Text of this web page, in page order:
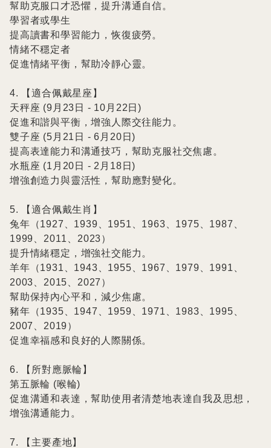
幫助克服口才恐懼，提升溝通自信。
學習者或學生
提高讀書和學習能力，恢復疲勞。
情緒不穩定者
促進情緒平衡，幫助冷靜心靈。
4. 【適合佩戴星座】
天秤座 (9月23日 - 10月22日)
促進和諧與平衡，增強人際交往能力。
雙子座 (5月21日 - 6月20日)
提高表達能力和溝通技巧，幫助克服社交焦慮。
水瓶座 (1月20日 - 2月18日)
增強創造力與靈活性，幫助應對變化。
5. 【適合佩戴生肖】
兔年（1927、1939、1951、1963、1975、1987、
1999、2011、2023）
提升情緒穩定，增強社交能力。
羊年（1931、1943、1955、1967、1979、1991、
2003、2015、2027）
幫助保持內心平和，減少焦慮。
豬年（1935、1947、1959、1971、1983、1995、
2007、2019）
促進幸福感和良好的人際關係。
6. 【所對應脈輪】
第五脈輪 (喉輪)
促進溝通和表達，幫助使用者清楚地表達自我及思想，
增強溝通能力。
7. 【主要產地】